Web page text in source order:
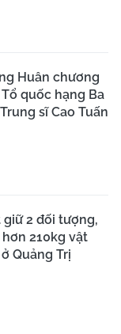
Huân chương
quốc hạng Ba
sĩ Cao Tuấn
giữ 2 đối tượng,
210kg vật
Quảng Trị